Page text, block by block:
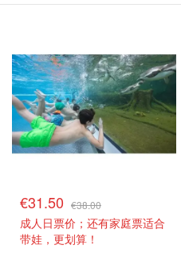
€31.50 €38.00
成人日票价；还有家庭票适合
带娃，更划算！